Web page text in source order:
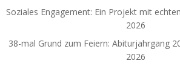
Soziales Engagement: Ein Projekt mit
2026
38-mal Grund zum Feiern: Abiturjahrgang
2026